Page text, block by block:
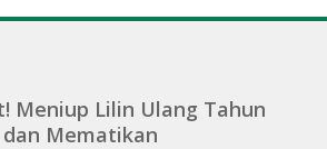
Meniup Lilin Ulang Tahun
Mematikan